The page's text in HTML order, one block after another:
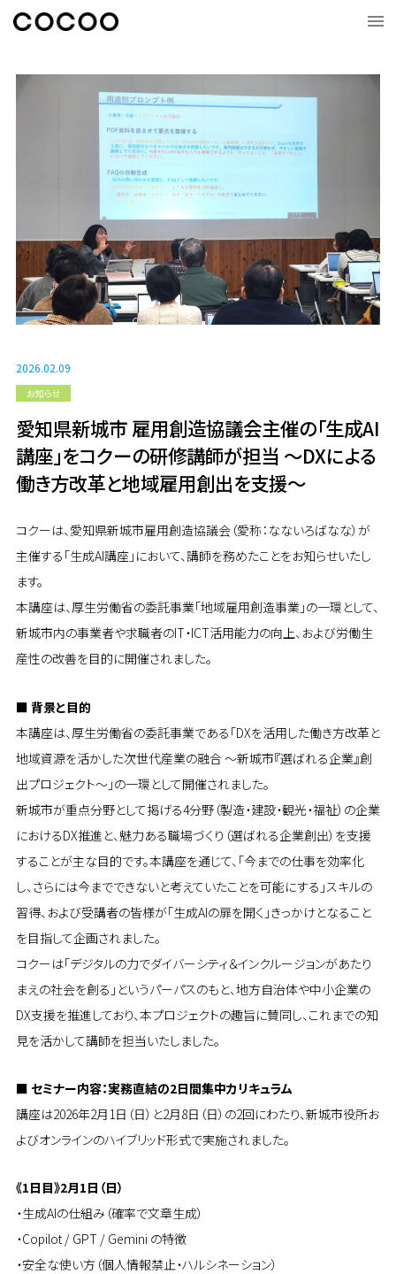
2026.02.09
お知らせ
愛知県新城市 雇用創造協議会主催の「生成AI
講座」をコクーの研修講師が担当 ～DXによる
働き方改革と地域雇用創出を支援～
コクーは、愛知県新城市雇用創造協議会（愛称：なないろばなな）が
主催する「生成AI講座」において、講師を務めたことをお知らせいたし
ます。
本講座は、厚生労働省の委託事業「地域雇用創造事業」の一環として、
新城市内の事業者や求職者のIT・ICT活用能力の向上、および労働生
産性の改善を目的に開催されました。
■ 背景と目的
本講座は、厚生労働省の委託事業である「DXを活用した働き方改革と
地域資源を活かした次世代産業の融合 ～新城市『選ばれる企業』創
出プロジェクト～」の一環として開催されました。
新城市が重点分野として掲げる4分野（製造・建設・観光・福祉）の企業
におけるDX推進と、魅力ある職場づくり（選ばれる企業創出）を支援
することが主な目的です。本講座を通じて、「今までの仕事を効率化
し、さらには今までできないと考えていたことを可能にする」スキルの
習得、および受講者の皆様が「生成AIの扉を開く」きっかけとなること
を目指して企画されました。
コクーは「デジタルの力でダイバーシティ＆インクルージョンがあたり
まえの社会を創る」というパーパスのもと、地方自治体や中小企業の
DX支援を推進しており、本プロジェクトの趣旨に賛同し、これまでの知
見を活かして講師を担当いたしました。
■ セミナー内容：実務直結の2日間集中カリキュラム
講座は2026年2月1日（日）と2月8日（日）の2回にわたり、新城市役所お
よびオンラインのハイブリッド形式で実施されました。
《1日目》2月1日（日）
・生成AIの仕組み（確率で文章生成）
・Copilot / GPT / Gemini の特徴
・安全な使い方（個人情報禁止・ハルシネーション）